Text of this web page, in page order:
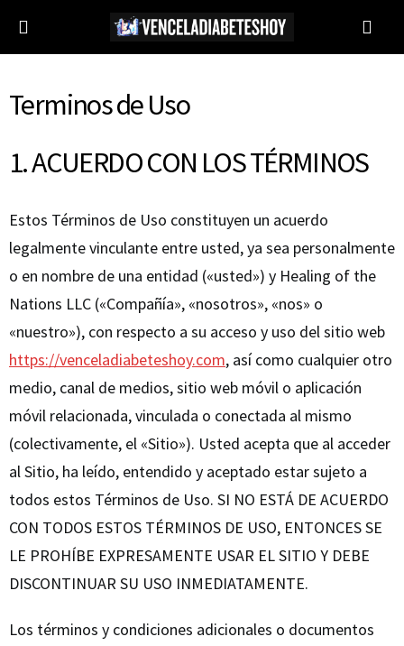
Terminos de Uso
1. ACUERDO CON LOS TÉRMINOS
Estos Términos de Uso constituyen un acuerdo
legalmente vinculante entre usted, ya sea personalmente
o en nombre de una entidad («usted») y Healing of the
Nations LLC («Compañía», «nosotros», «nos» o
«nuestro»), con respecto a su acceso y uso del sitio web
https://venceladiabeteshoy.com, así como cualquier otro
medio, canal de medios, sitio web móvil o aplicación
móvil relacionada, vinculada o conectada al mismo
(colectivamente, el «Sitio»). Usted acepta que al acceder
al Sitio, ha leído, entendido y aceptado estar sujeto a
todos estos Términos de Uso. SI NO ESTÁ DE ACUERDO
CON TODOS ESTOS TÉRMINOS DE USO, ENTONCES SE
LE PROHÍBE EXPRESAMENTE USAR EL SITIO Y DEBE
DISCONTINUAR SU USO INMEDIATAMENTE.
Los términos y condiciones adicionales o documentos